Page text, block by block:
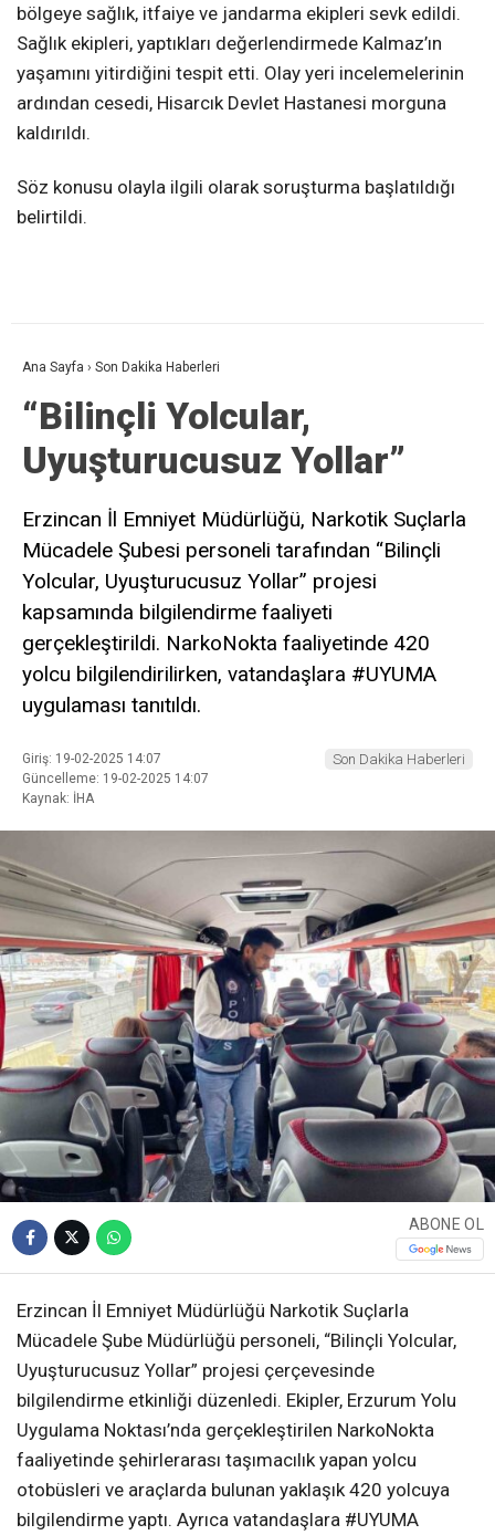
bölgeye sağlık, itfaiye ve jandarma ekipleri sevk edildi.
Sağlık ekipleri, yaptıkları değerlendirmede Kalmaz’ın
yaşamını yitirdiğini tespit etti. Olay yeri incelemelerinin
ardından cesedi, Hisarcık Devlet Hastanesi morguna
kaldırıldı.
Söz konusu olayla ilgili olarak soruşturma başlatıldığı
belirtildi.
Ana Sayfa › Son Dakika Haberleri
“Bilinçli Yolcular,
Uyuşturucusuz Yollar”
Erzincan İl Emniyet Müdürlüğü, Narkotik Suçlarla
Mücadele Şubesi personeli tarafından “Bilinçli
Yolcular, Uyuşturucusuz Yollar” projesi
kapsamında bilgilendirme faaliyeti
gerçekleştirildi. NarkoNokta faaliyetinde 420
yolcu bilgilendirilirken, vatandaşlara #UYUMA
uygulaması tanıtıldı.
Giriş: 19-02-2025 14:07
Güncelleme: 19-02-2025 14:07
Kaynak: İHA
Son Dakika Haberleri
ABONE OL
Erzincan İl Emniyet Müdürlüğü Narkotik Suçlarla
Mücadele Şube Müdürlüğü personeli, “Bilinçli Yolcular,
Uyuşturucusuz Yollar” projesi çerçevesinde
bilgilendirme etkinliği düzenledi. Ekipler, Erzurum Yolu
Uygulama Noktası’nda gerçekleştirilen NarkoNokta
faaliyetinde şehirlerarası taşımacılık yapan yolcu
otobüsleri ve araçlarda bulunan yaklaşık 420 yolcuya
bilgilendirme yaptı. Ayrıca vatandaşlara #UYUMA